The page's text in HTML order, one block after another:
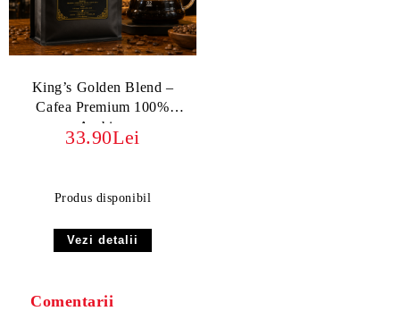
King’s Golden Blend –
Cafea Premium 100%
Arabica
33.90Lei
Produs disponibil
Vezi detalii
Comentarii